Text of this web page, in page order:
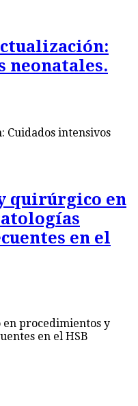
neonatales.
Cuidados intensivos
quirúrgico en
en el
procedimientos y
en el HSB